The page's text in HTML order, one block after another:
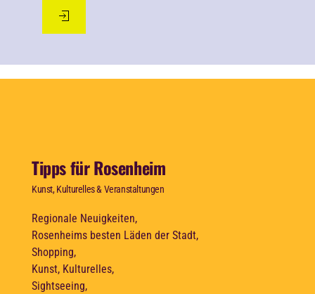
Tipps für Rosenheim
Kunst, Kulturelles & Veranstaltungen
Regionale Neuigkeiten,
Rosenheims besten Läden der Stadt,
Shopping,
Kunst, Kulturelles,
Sightseeing,